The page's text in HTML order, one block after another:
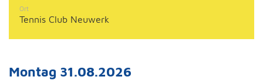
Ort
Tennis Club Neuwerk
Montag 31.08.2026